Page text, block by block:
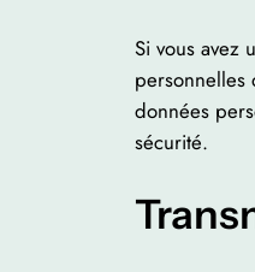
Si vous avez
personnelles
données
sécurité.